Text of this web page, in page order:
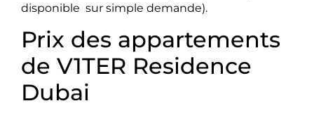
disponible sur simple demande).
Prix des appartements
de V1TER Residence
Dubai